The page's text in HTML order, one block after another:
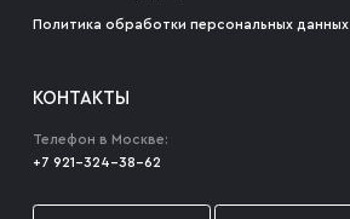
Политика обработки персональных данных
КОНТАКТЫ
Телефон в Москве:
+7 921-324-38-62